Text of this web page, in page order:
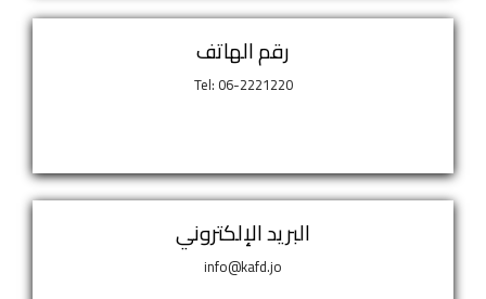
رقم الهاتف
Tel: 06-2221220
البريد الإلكتروني
info@kafd.jo